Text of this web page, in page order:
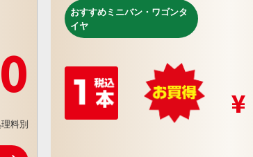
料別
おすすめミニバン・ワゴンタ
イヤ